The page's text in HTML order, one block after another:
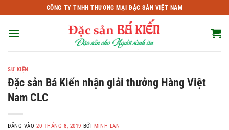
qua
nội
CÔNG TY TNHH THƯƠNG MẠI ĐẶC SẢN VIỆT NAM
SỰ KIỆN
Đặc sản Bá Kiến nhận giải thưởng Hàng Việt
Nam CLC
ĐĂNG VÀO20 THÁNG 8, 2019 BỞI MINH LAN